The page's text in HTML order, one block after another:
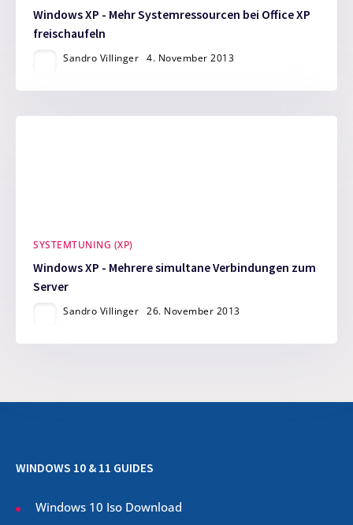
Windows XP - Mehr Systemressourcen bei Office XP
freischaufeln
Sandro Villinger 4. November 2013
SYSTEMTUNING (XP)
Windows XP - Mehrere simultane Verbindungen zum
Server
Sandro Villinger 26. November 2013
WINDOWS 10 & 11 GUIDES
Windows 10 Iso Download